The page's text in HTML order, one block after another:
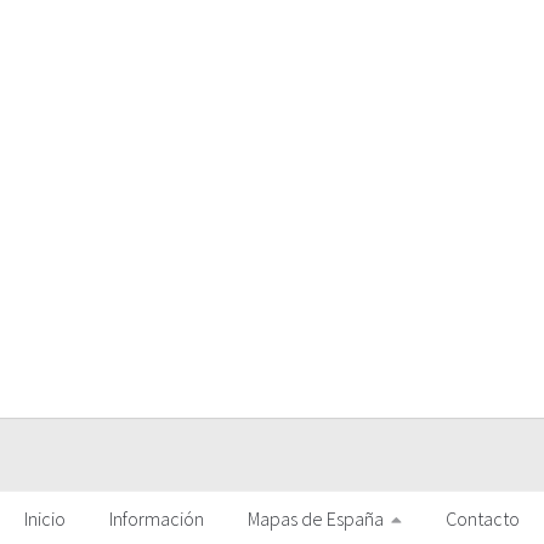
Inicio Información Mapas de España Contacto